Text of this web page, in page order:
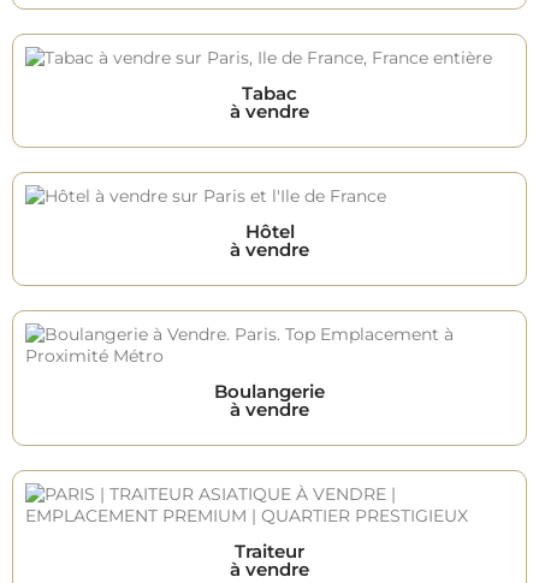
Tabac
à vendre
Hôtel
à vendre
Boulangerie
à vendre
Traiteur
à vendre